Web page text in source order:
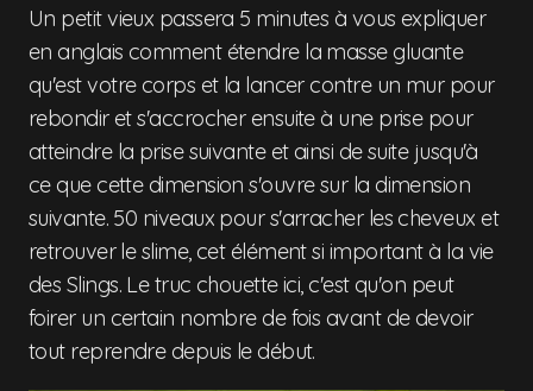
Un petit vieux passera 5 minutes à vous expliquer
en anglais comment étendre la masse gluante
qu'est votre corps et la lancer contre un mur pour
rebondir et s'accrocher ensuite à une prise pour
atteindre la prise suivante et ainsi de suite jusqu'à
ce que cette dimension s'ouvre sur la dimension
suivante. 50 niveaux pour s'arracher les cheveux et
retrouver le slime, cet élément si important à la vie
des Slings. Le truc chouette ici, c'est qu'on peut
foirer un certain nombre de fois avant de devoir
tout reprendre depuis le début.